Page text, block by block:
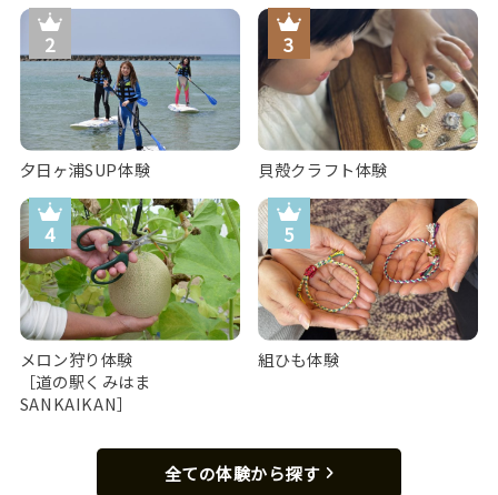
夕日ヶ浦SUP体験 貝殻クラフト体験
メロン狩り体験
［道の駅くみはま
SANKAIKAN］
組ひも体験
全ての体験から探す